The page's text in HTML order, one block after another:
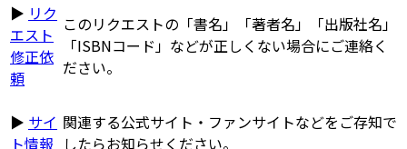
▶ リク
エスト
修正依
頼
このリクエストの「書名」「著者名」「出版社名」
「ISBNコード」などが正しくない場合にご連絡く
ださい。
▶ サイ
ト情報
関連する公式サイト・ファンサイトなどをご存知で
したらお知らせください。